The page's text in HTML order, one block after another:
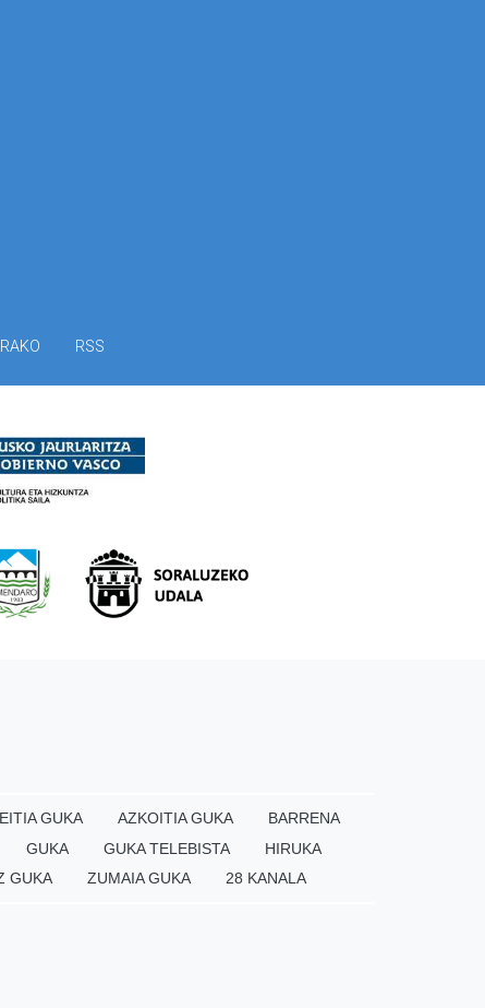
RSS
GUKA AZKOITIA GUKA
BARRENA
GUKA GUKA TELEBISTA
HIRUKA
GUKA ZUMAIA GUKA 28 KANALA